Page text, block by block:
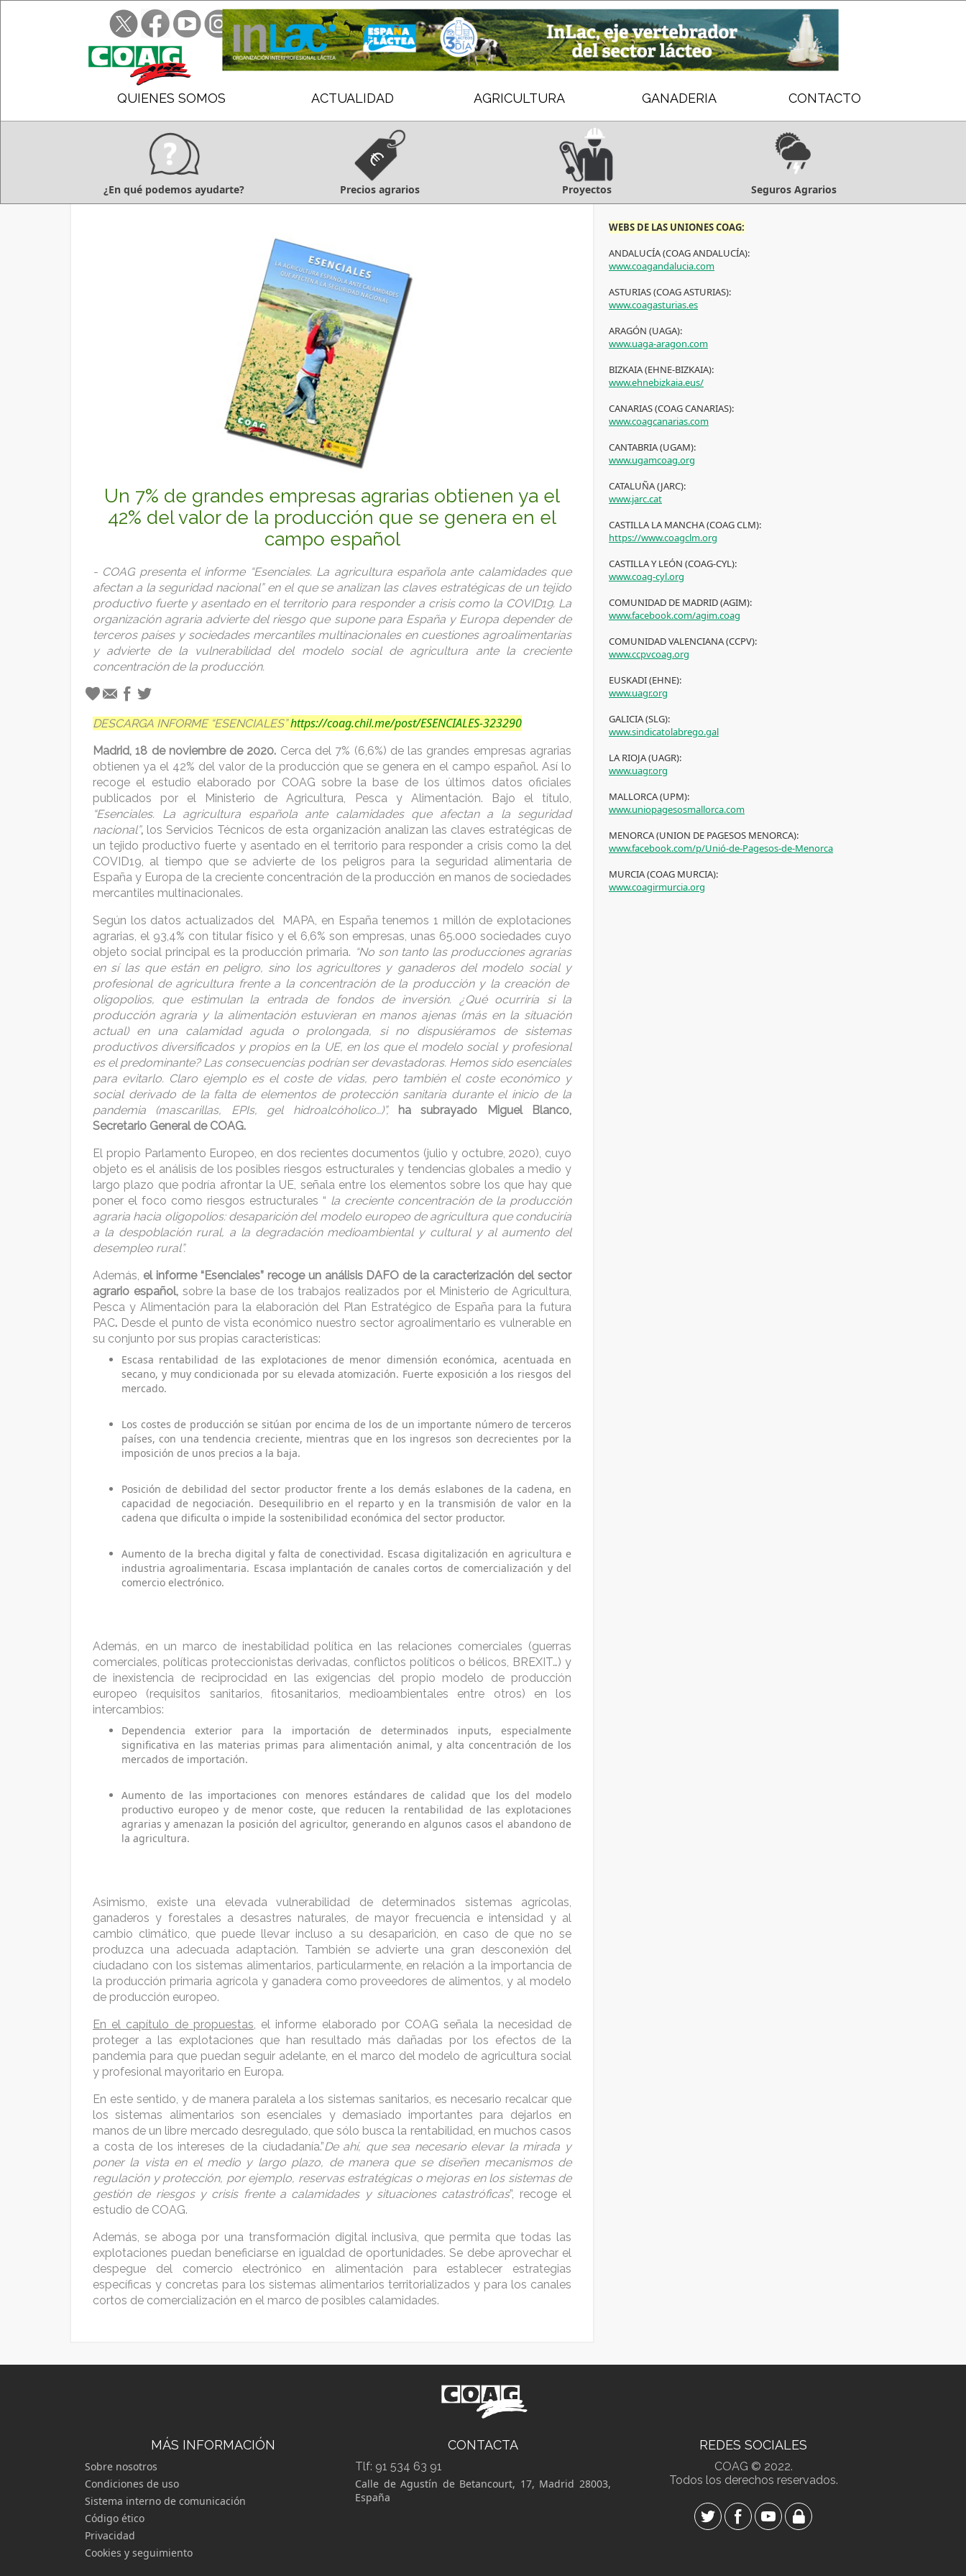
QUIENES SOMOS ACTUALIDAD AGRICULTURA GANADERIA CONTACTO
¿En qué podemos ayudarte? Precios agrarios Proyectos Seguros Agrarios
Un 7% de grandes empresas agrarias obtienen ya el
42% del valor de la producción que se genera en el
campo español
- COAG presenta el informe “Esenciales. La agricultura española ante calamidades que
afectan a la seguridad nacional” en el que se analizan las claves estratégicas de un tejido
productivo fuerte y asentado en el territorio para responder a crisis como la COVID19. La
organización agraria advierte del riesgo que supone para España y Europa depender de
terceros países y sociedades mercantiles multinacionales en cuestiones agroalimentarias
y advierte de la vulnerabilidad del modelo social de agricultura ante la creciente
concentración de la producción.
DESCARGA INFORME “ESENCIALES” https://coag.chil.me/post/ESENCIALES-323290
Madrid, 18 de noviembre de 2020. Cerca del 7% (6,6%) de las grandes empresas agrarias
obtienen ya el 42% del valor de la producción que se genera en el campo español. Así lo
recoge el estudio elaborado por COAG sobre la base de los últimos datos oficiales
publicados por el Ministerio de Agricultura, Pesca y Alimentación. Bajo el título,
“Esenciales. Laagricultura española ante calamidades que afectan a la seguridad
nacional”, los Servicios Técnicos de esta organización analizan las claves estratégicas de
un tejido productivo fuerte y asentado en el territorio para responder a crisis como la del
COVID19, al tiempo que se advierte de los peligros para la seguridad alimentaria de
España y Europa de la creciente concentración de la producción en manos de sociedades
mercantiles multinacionales.
Según los datos actualizados del MAPA, en España tenemos 1 millón de explotaciones
agrarias, el 93,4% con titular físico y el 6,6% son empresas, unas 65.000 sociedades cuyo
objeto social principal es la producción primaria. “No son tanto las producciones agrarias
en sí las que están en peligro, sino los agricultores y ganaderos del modelo social y
profesional de agricultura frente a la concentración de la producción y la creación de
oligopolios, que estimulan la entrada de fondos de inversión. ¿Qué ocurriría si la
producción agraria y la alimentación estuvieran en manos ajenas (más en la situación
actual) en una calamidad aguda o prolongada, si no dispusiéramos de sistemas
productivos diversificados y propios en la UE, en los que el modelo social y profesional
es el predominante? Las consecuencias podrían ser devastadoras. Hemos sido esenciales
para evitarlo. Claro ejemplo es el coste de vidas, pero también el coste económico y
social derivado de la falta de elementos de protección sanitaria durante el inicio de la
pandemia (mascarillas, EPIs, gel hidroalcóholico…)”,
ha subrayado Miguel Blanco,
Secretario General de COAG.
El propio Parlamento Europeo, en dos recientes documentos (julio y octubre, 2020), cuyo
objeto es el análisis de los posibles riesgos estructurales y tendencias globales a medio y
largo plazo que podría afrontar la UE, señala entre los elementos sobre los que hay que
poner el foco como riesgos estructurales “ la creciente concentración de la producción
agraria hacia oligopolios: desaparición del modelo europeo de agricultura que conduciría
a la despoblación rural, a la degradación medioambiental y cultural y al aumento del
desempleo rural”.
Además, el informe “Esenciales” recoge un análisis DAFO de la caracterización del sector
agrario español, sobre la base de los trabajos realizados por el Ministerio de Agricultura,
Pesca y Alimentación para la elaboración del Plan Estratégico de España para la futura
PAC. Desde el punto de vista económico nuestro sector agroalimentario es vulnerable en
su conjunto por sus propias características:
Escasa rentabilidad de las explotaciones de menor dimensión económica, acentuada en
secano, y muy condicionada por su elevada atomización. Fuerte exposición a los riesgos del
mercado.
Los costes de producción se sitúan por encima de los de un importante número de terceros
países, con una tendencia creciente, mientras que en los ingresos son decrecientes por la
imposición de unos precios a la baja.
Posición de debilidad del sector productor frente a los demás eslabones de la cadena, en
capacidad de negociación. Desequilibrio en el reparto y en la transmisión de valor en la
cadena que dificulta o impide la sostenibilidad económica del sector productor.
Aumento de la brecha digital y falta de conectividad. Escasa digitalización en agricultura e
industria agroalimentaria. Escasa implantación de canales cortos de comercialización y del
comercio electrónico.
Además, en un marco de inestabilidad política en las relaciones comerciales (guerras
comerciales, políticas proteccionistas derivadas, conflictos políticos o bélicos, BREXIT…) y
de inexistencia de reciprocidad en las exigencias del propio modelo de producción
europeo (requisitos sanitarios, fitosanitarios, medioambientales entre otros) en los
intercambios:
Dependencia exterior para la importación de determinados inputs, especialmente
significativa en las materias primas para alimentación animal, y alta concentración de los
mercados de importación.
Aumento de las importaciones con menores estándares de calidad que los del modelo
productivo europeo y de menor coste, que reducen la rentabilidad de las explotaciones
agrarias y amenazan la posición del agricultor, generando en algunos casos el abandono de
la agricultura.
Asimismo, existe una elevada vulnerabilidad de determinados sistemas agrícolas,
ganaderos y forestales a desastres naturales, de mayor frecuencia e intensidad y al
cambio climático, que puede llevar incluso a su desaparición, en caso de que no se
produzca una adecuada adaptación. También se advierte una gran desconexión del
ciudadano con los sistemas alimentarios, particularmente, en relación a la importancia de
la producción primaria agrícola y ganadera como proveedores de alimentos, y al modelo
de producción europeo.
En el capítulo de propuestas, el informe elaborado por COAG señala la necesidad de
proteger a las explotaciones que han resultado más dañadas por los efectos de la
pandemia para que puedan seguir adelante, en el marco del modelo de agricultura social
y profesional mayoritario en Europa.
En este sentido, y de manera paralela a los sistemas sanitarios, es necesario recalcar que
los sistemas alimentarios son esenciales y demasiado importantes para dejarlos en
manos de un libre mercado desregulado, que sólo busca la rentabilidad, en muchos casos
a costa de los intereses de la ciudadanía.”De ahí, que sea necesario elevar la mirada y
poner la vista en el medio y largo plazo, de manera que se diseñen mecanismos de
regulación y protección, por ejemplo, reservas estratégicas o mejoras en los sistemas de
gestión de riesgos y crisis frente a calamidades y situaciones catastróficas”, recoge el
estudio de COAG.
Además, se aboga por una transformación digital inclusiva, que permita que todas las
explotaciones puedan beneficiarse en igualdad de oportunidades. Se debe aprovechar el
despegue del comercio electrónico en alimentación para establecer estrategias
específicas y concretas para los sistemas alimentarios territorializados y para los canales
cortos de comercialización en el marco de posibles calamidades.
WEBS DE LAS UNIONES COAG:
ANDALUCÍA (COAG ANDALUCÍA):
www.coagandalucia.com
ASTURIAS (COAG ASTURIAS):
www.coagasturias.es
ARAGÓN (UAGA):
www.uaga-aragon.com
BIZKAIA (EHNE-BIZKAIA):
www.ehnebizkaia.eus/
CANARIAS (COAG CANARIAS):
www.coagcanarias.com
CANTABRIA (UGAM):
www.ugamcoag.org
CATALUÑA (JARC):
www.jarc.cat
CASTILLA LA MANCHA (COAG CLM):
https://www.coagclm.org
CASTILLA Y LEÓN (COAG-CYL):
www.coag-cyl.org
COMUNIDAD DE MADRID (AGIM):
www.facebook.com/agim.coag
COMUNIDAD VALENCIANA (CCPV):
www.ccpvcoag.org
EUSKADI (EHNE):
www.uagr.org
GALICIA (SLG):
www.sindicatolabrego.gal
LA RIOJA (UAGR):
www.uagr.org
MALLORCA (UPM):
www.uniopagesosmallorca.com
MENORCA (UNION DE PAGESOS MENORCA):
www.facebook.com/p/Unió-de-Pagesos-de-Menorca
MURCIA (COAG MURCIA):
www.coagirmurcia.org
MÁS INFORMACIÓN
Sobre nosotros
Condiciones de uso
Sistema interno de comunicación
Código ético
Privacidad
Cookies y seguimiento
CONTACTA
Tlf: 91 534 63 91
Calle de Agustín de Betancourt, 17, Madrid 28003,
España
REDES SOCIALES
COAG © 2022.
Todos los derechos reservados.